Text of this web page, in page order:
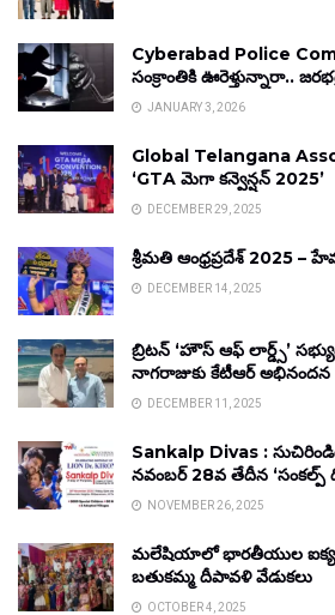
Cyberabad Police
సంక్రాంతికి ఊరెళ్తున్నారా..
JANUARY 3, 2026
Global Telangana
‘GTA మెగా కన్వెన్షన్ 2025’
DECEMBER 29, 2025
శ్రీమతి ఆంధ్రప్రదేశ్ 2025 –
DECEMBER 14, 2025
బ్రిటన్ ‘హౌస్ ఆఫ్ లార్డ్స్’
నాగరాజుకు కేటీఆర్ అభినందన
DECEMBER 11, 2025
Sankalp Divas :
నవంబర్ 28వ తేదీన ‘సంకల్ప్
NOVEMBER 26, 2025
మలేషియాలో భారతీయుల
బతుకమ్మ దీపావళి వేడుకలు
OCTOBER 4, 2025